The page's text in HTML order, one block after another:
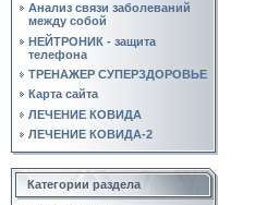
Анализ связи заболеваний
между собой
НЕЙТРОНИК - защита
телефона
ТРЕНАЖЕР СУПЕРЗДОРОВЬЕ
Карта сайта
ЛЕЧЕНИЕ КОВИДА
ЛЕЧЕНИЕ КОВИДА-2
Категории раздела